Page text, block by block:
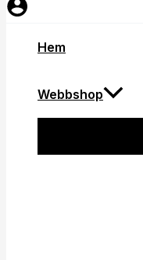
Hem
Webbshop